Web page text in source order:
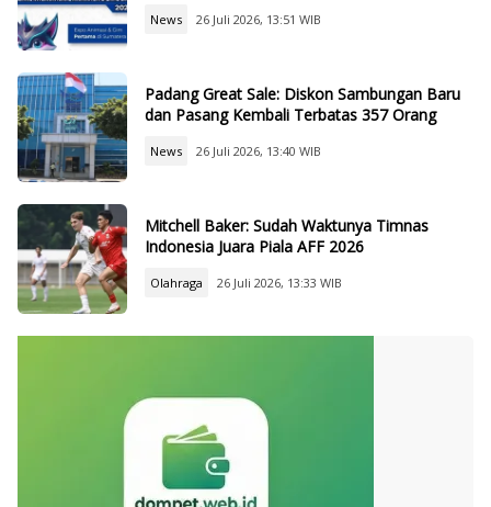
News 26 Juli 2026, 13:51 WIB
Padang Great Sale: Diskon Sambungan Baru
dan Pasang Kembali Terbatas 357 Orang
News 26 Juli 2026, 13:40 WIB
Mitchell Baker: Sudah Waktunya Timnas
Indonesia Juara Piala AFF 2026
Olahraga 26 Juli 2026, 13:33 WIB